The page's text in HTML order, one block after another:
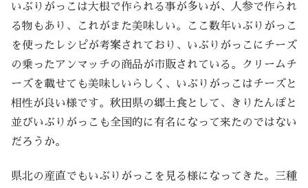
いぶりがっこは大根で作られる事が多いが、人参で作られ
る物もあり、これがまた美味しい。ここ数年いぶりがっこ
を使ったレシピが考案されており、いぶりがっこにチーズ
の乗ったアンマッチの商品が市販されている。クリームチ
ーズを載せても美味しいらしく、いぶりがっこはチーズと
相性が良い様です。秋田県の郷土食として、きりたんぽと
並びいぶりがっこも全国的に有名になって来たのではない
だろうか。
県北の産直でもいぶりがっこを見る様になってきた。三種